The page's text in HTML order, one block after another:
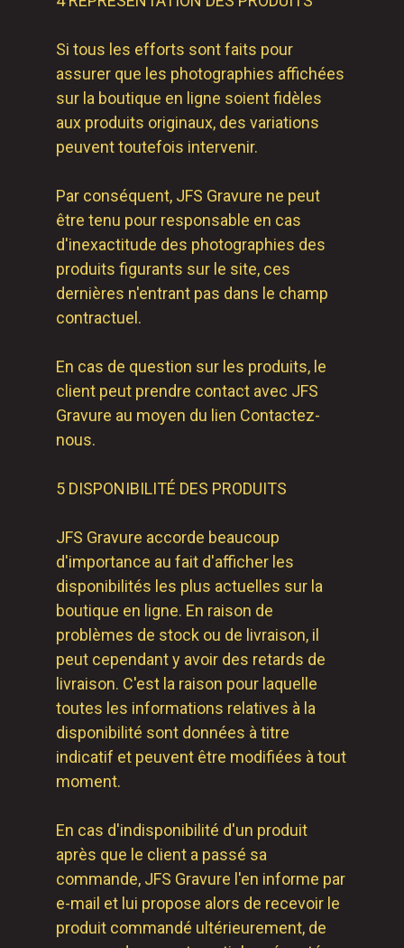
Si tous les efforts sont faits pour
assurer que les photographies affichées
sur la boutique en ligne soient fidèles
aux produits originaux, des variations
peuvent toutefois intervenir.
Par conséquent, JFS Gravure ne peut
être tenu pour responsable en cas
d'inexactitude des photographies des
produits figurants sur le site, ces
dernières n'entrant pas dans le champ
contractuel.
En cas de question sur les produits, le
client peut prendre contact avec JFS
Gravure au moyen du lien Contactez-
nous.
5 DISPONIBILITÉ DES PRODUITS
JFS Gravure accorde beaucoup
d'importance au fait d'afficher les
disponibilités les plus actuelles sur la
boutique en ligne. En raison de
problèmes de stock ou de livraison, il
peut cependant y avoir des retards de
livraison. C'est la raison pour laquelle
toutes les informations relatives à la
disponibilité sont données à titre
indicatif et peuvent être modifiées à tout
moment.
En cas d'indisponibilité d'un produit
après que le client a passé sa
commande, JFS Gravure l'en informe par
e-mail et lui propose alors de recevoir le
produit commandé ultérieurement, de